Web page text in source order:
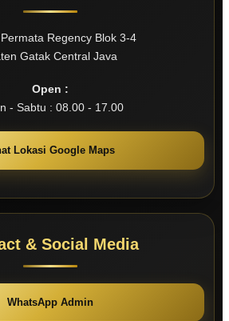
Regency Blok 3-4
Gatak Central Java
Open :
- Sabtu : 08.00 - 17.00
Lokasi Google Maps
& Social Media
WhatsApp Admin